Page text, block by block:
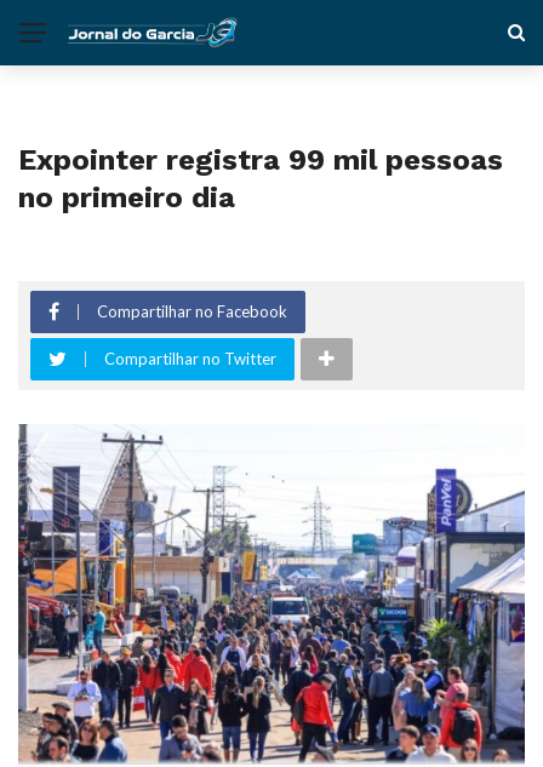
Expointer registra 99 mil pessoas
no primeiro dia
Compartilhar no Facebook
Compartilhar no Twitter